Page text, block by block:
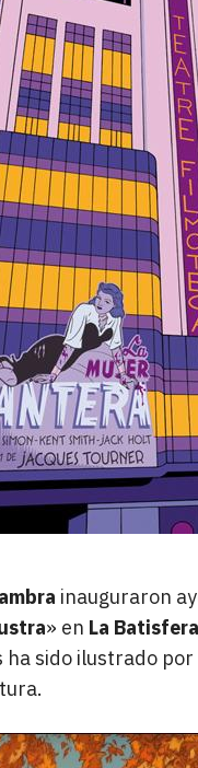
inauguraron
» en La Batisfera
ha sido ilustrado